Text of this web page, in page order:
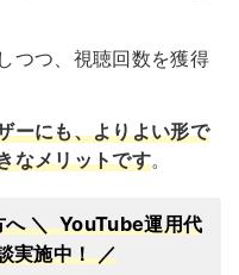
つつ、視聴回数を獲得
ーにも、よりよい形で
なメリットです。
へ＼ YouTube運用代
実施中！ ／